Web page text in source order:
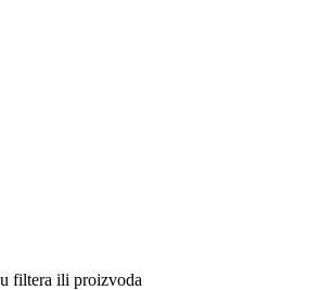
filtera ili proizvoda